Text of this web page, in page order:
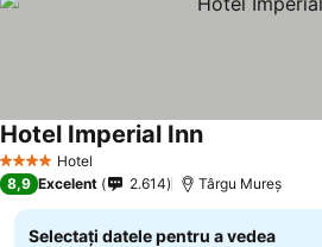
4 Stele Hotel
Hotel Imperial Inn
8,9 Excelent 2.614 Târgu Mureș
Selectați datele pentru a vedea